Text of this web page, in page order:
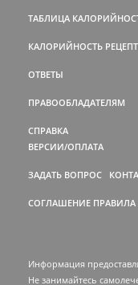
ТАБЛИЦА
КАЛОРИЙНОСТЬ
ОТВЕТЫ
ПРАВООБЛАДАТЕЛЯМ
СПРАВКА
ВЕРСИИ/ОПЛАТА
ЗАДАТЬ ВОПРОС
СОГЛАШЕНИЕ ПРАВИЛА
Информация
Не занимайтесь